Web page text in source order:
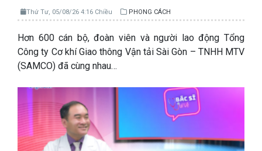
Thứ Tư, 05/08/26 4:16 Chiều PHONG CÁCH
Hơn 600 cán bộ, đoàn viên và người lao động Tổng
Công ty Cơ khí Giao thông Vận tải Sài Gòn – TNHH MTV
(SAMCO) đã cùng nhau…